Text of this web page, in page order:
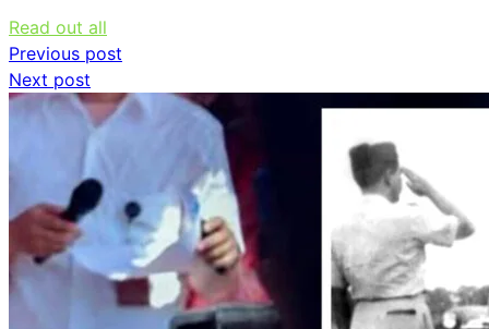
Read out all
Navigasi
pos
Previous post
Next post